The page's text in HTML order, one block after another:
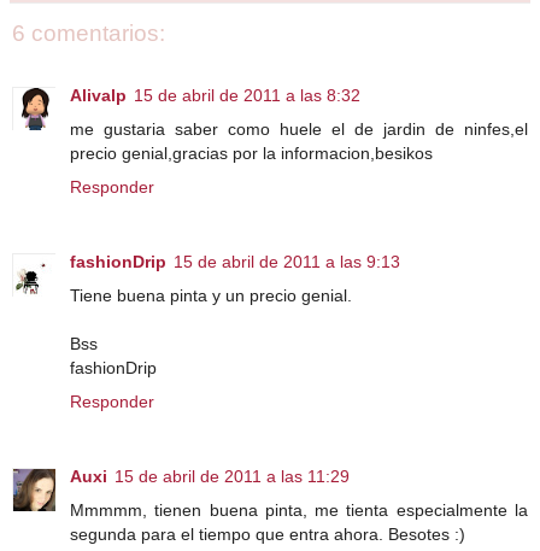
6 comentarios:
Alivalp 15 de abril de 2011 a las 8:32
me gustaria saber como huele el de jardin de ninfes,el
precio genial,gracias por la informacion,besikos
Responder
fashionDrip 15 de abril de 2011 a las 9:13
Tiene buena pinta y un precio genial.
Bss
fashionDrip
Responder
Auxi 15 de abril de 2011 a las 11:29
Mmmmm, tienen buena pinta, me tienta especialmente la
segunda para el tiempo que entra ahora. Besotes :)